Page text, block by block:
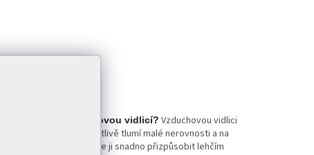
1 a běžnou pružinovou vidlicí? Vzduchovou vidlici
jezdce, díky čemuž citlivě tlumí malé nerovnosti a na
která je těžší a nelze ji snadno přizpůsobit lehčím